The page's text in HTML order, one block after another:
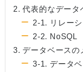
2. 代表的なデータ
2-1. リレー
2-2. NoSQL
3. データベースの
3-1. データ